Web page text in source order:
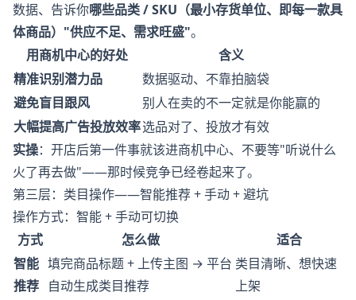
数据、告诉你哪些品类 / SKU（最小存货单位、即每一款具
体商品）"供应不足、需求旺盛"。
用商机中心的好处
含义
精准识别潜力品
数据驱动、不靠拍脑袋
避免盲目跟风
别人在卖的不一定就是你能赢的
大幅提高广告投放效率选品对了、投放才有效
实操：开店后第一件事就该进商机中心、不要等"听说什么
火了再去做"——那时候竞争已经卷起来了。
第三层：类目操作——智能推荐 + 手动 + 避坑
操作方式：智能 + 手动可切换
方式
怎么做
适合
智能
推荐
填完商品标题 + 上传主图 → 平台
自动生成类目推荐
类目清晰、想快速
上架